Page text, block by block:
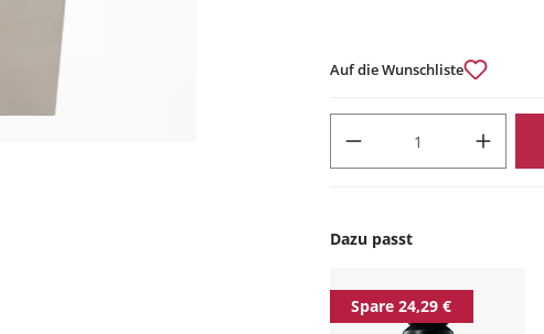
Auf die Wunschliste
Dazu passt
Spare 24,29 €